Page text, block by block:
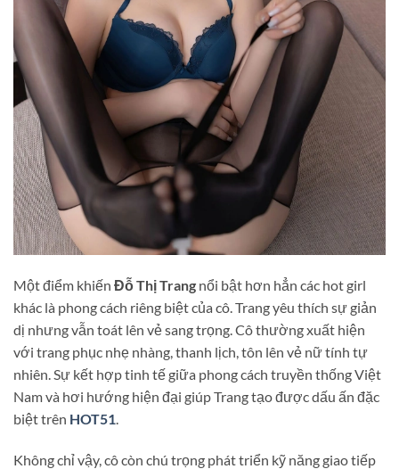
Một điểm khiến Đỗ Thị Trang nổi bật hơn hẳn các hot girl
khác là phong cách riêng biệt của cô. Trang yêu thích sự giản
dị nhưng vẫn toát lên vẻ sang trọng. Cô thường xuất hiện
với trang phục nhẹ nhàng, thanh lịch, tôn lên vẻ nữ tính tự
nhiên. Sự kết hợp tinh tế giữa phong cách truyền thống Việt
Nam và hơi hướng hiện đại giúp Trang tạo được dấu ấn đặc
biệt trên HOT51.
Không chỉ vậy, cô còn chú trọng phát triển kỹ năng giao tiếp